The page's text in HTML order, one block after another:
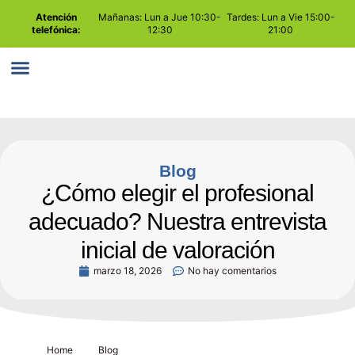
Atención
telefónica:
Mañanas: Lun a Jue 10:30-
12:30
Tardes: Lun a Vie 15:00-
21:00
Blog
¿Cómo elegir el profesional
adecuado? Nuestra entrevista
inicial de valoración
marzo 18, 2026 No hay comentarios
Home Blog